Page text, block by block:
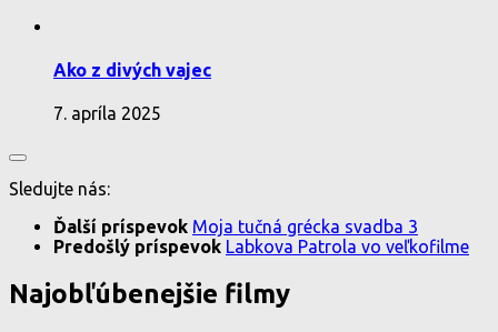
Ako z divých vajec
7. apríla 2025
Sledujte nás:
Ďalší príspevok Moja tučná grécka svadba 3
Predošlý príspevok Labkova Patrola vo veľkofilme
Najobľúbenejšie filmy